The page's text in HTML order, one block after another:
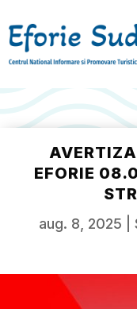
EFORIE
aug. 8, 2025